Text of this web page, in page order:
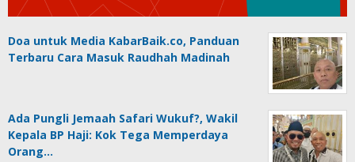
Doa untuk Media KabarBaik.co, Panduan
Terbaru Cara Masuk Raudhah Madinah
Ada Pungli Jemaah Safari Wukuf?, Wakil
Kepala BP Haji: Kok Tega Memperdaya
Orang…